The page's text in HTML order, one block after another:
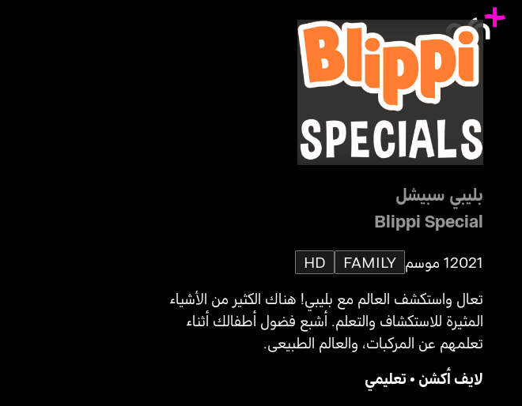
بليبي سبيشل
Blippi Special
20211 موسم FAMILY
HD
تعال واستكشف العالم مع بليبي! هناك الكثير من الأشياء
المثيرة للاستكشاف والتعلم. أشبع فضول أطفالك أثناء
تعلمهم عن المركبات، والعالم الطبيعي.
لايف أكشن •تعليمي